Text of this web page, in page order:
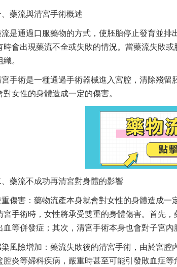
藥流與清宮手術概述
是通過口服藥物的方式，使胚胎停止發育並
時會出現藥流不全或失敗的情況。當藥流失敗
。
手術是一種通過手術器械進入宮腔，清除殘留
對女性的身體造成一定的傷害。
藥流不成功再清宮對身體的影響
傷害：藥物流產本身就會對女性的身體造成
宮手術時，女性將承受雙重的身體傷害。首先
血等併發症；其次，清宮手術本身也會對子宮
風險增加：藥流失敗後的清宮手術，由於宮
腔炎等婦科疾病，嚴重時甚至可能引發敗血症等